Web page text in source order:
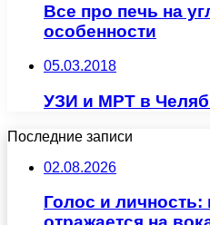
Все про печь на
особенности
05.03.2018
УЗИ и МРТ в
Последние записи
02.08.2026
Голос и личность: